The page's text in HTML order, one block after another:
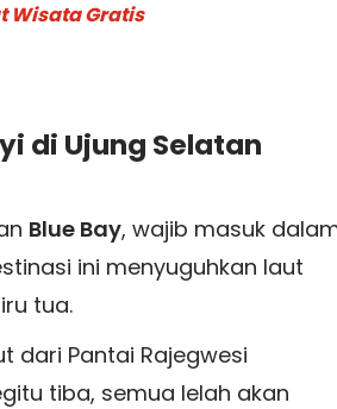
Wisata Gratis
di Ujung Selatan
Blue Bay, wajib masuk
ini menyuguhkan laut
tua.
dari Pantai Rajegwesi
tiba, semua lelah akan